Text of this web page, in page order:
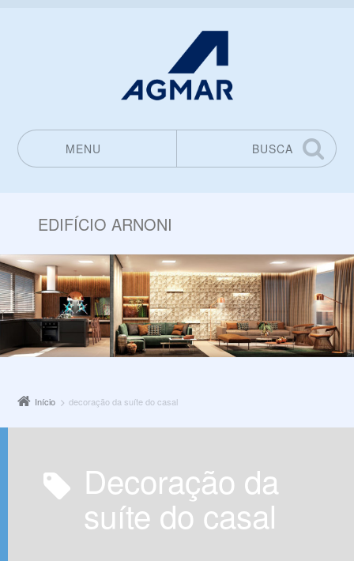
MENU
BUSCA
EDIFÍCIO ARNONI
Início decoração da suíte do casal
decoração da
suíte do casal